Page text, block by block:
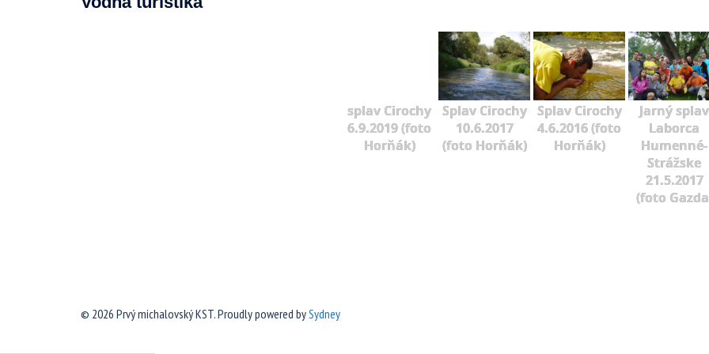
splav Cirochy
6.9.2019 (foto
Horňák)
Splav Cirochy
10.6.2017
(foto Horňák)
Splav Cirochy
4.6.2016 (foto
Horňák)
Jarný splav
Laborca
Humenné-
Strážske
21.5.2017
(foto
© 2026 Prvý michalovský KST. Proudly powered bySydney